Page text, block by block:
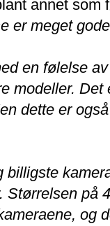
annet som
er meget
en følelse
modeller.
dette er
billigste
Størrelsen på
og